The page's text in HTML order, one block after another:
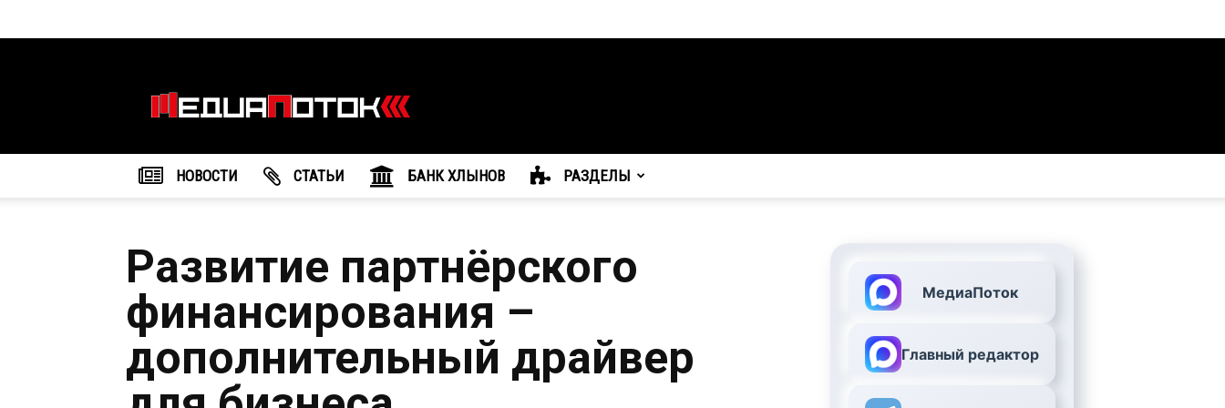
агентство
"МедиаПоток"
НОВОСТИ CТАТЬИ БАНК ХЛЫНОВ РАЗДЕЛЫ
Развитие партнёрского
финансирования –
дополнительный драйвер
МедиаПоток
Главный редактор